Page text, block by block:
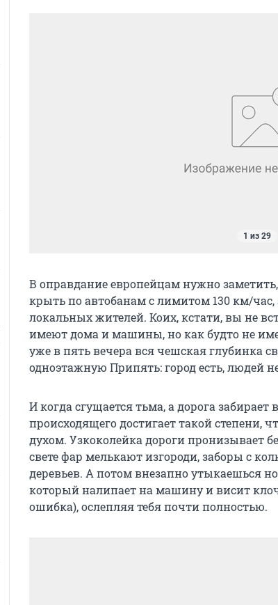
1 из 29
В оправдание европейцам нужно
крыть по автобанам с лимитом 130 км/час,
локальных жителей. Коих, кстати, вы не
имеют дома и машины, но как будто не
уже в пять вечера вся чешская глубинка
одноэтажную Припять: город есть, людей
И когда сгущается тьма, а дорога
происходящего достигает такой степени,
духом. Узкоколейка дороги пронизывает
свете фар мелькают изгороди, заборы с
деревьев. А потом внезапно утыкаешься
который налипает на машину и висит
ошибка), ослепляя тебя почти полностью.